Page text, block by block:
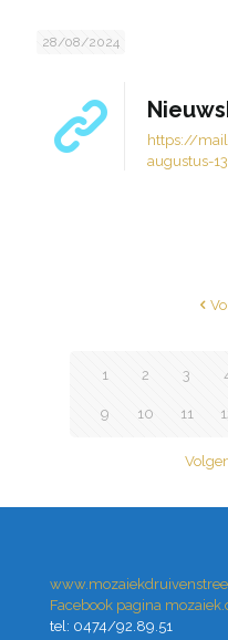
28/08/2024
https://
augustus-
1 2 3
9 10 11
Facebook pagina
tel: 0474/92.89.51